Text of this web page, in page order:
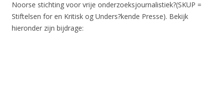
Noorse stichting voor vrije onderzoeksjournalistiek?(SKUP =
Stiftelsen for en Kritisk og Unders?kende Presse). Bekijk
hieronder zijn bijdrage: